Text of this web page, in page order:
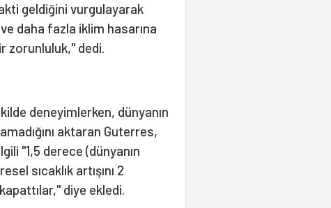
geldiğini vurgulayarak
daha fazla iklim hasarına
zorunluluk," dedi.
deneyimlerken, dünyanın
aktaran Guterres,
"1,5 derece (dünyanın
sıcaklık artışını 2
diye ekledi.